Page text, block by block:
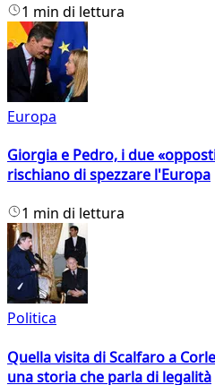
1 min di lettura
Europa
Giorgia e Pedro, i due
rischiano di spezzare l'Europa
1 min di lettura
Politica
Quella visita di Scalfaro a
una storia che parla di legalità